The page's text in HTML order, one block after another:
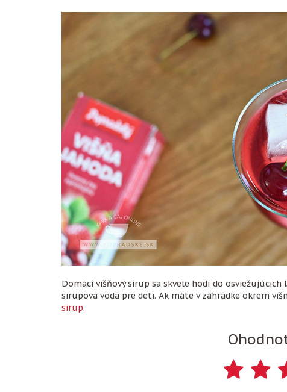
Domáci višňový sirup sa skvele hodí do osviežujúcich
sirupová voda pre deti. Ak máte v záhradke okrem
sirup.